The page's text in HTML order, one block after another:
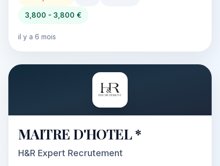
3,800 - 3,800 €
il y a 6 mois
MAITRE D'HOTEL *
H&R Expert Recrutement